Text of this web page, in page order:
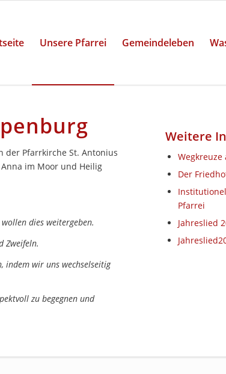
Unsere Pfarrei Gemeindeleben
der Pfarrkirche St. Antonius
im Moor und Heilig
dies weitergeben.
Zweifeln.
indem wir uns wechselseitig
zu begegnen und
Weitere
Der
Pfarrei
Jahreslied